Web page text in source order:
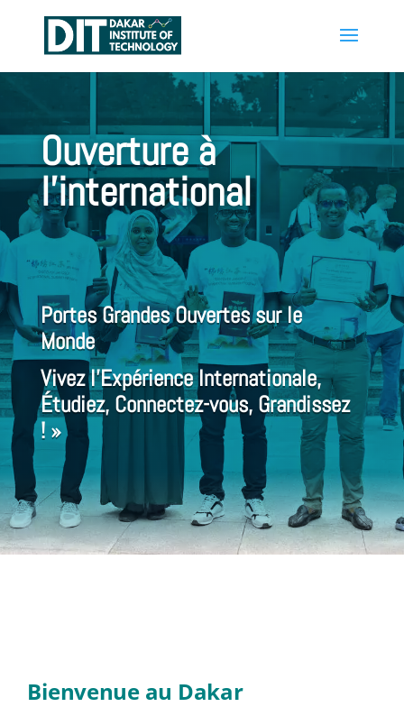
Ouverture à
l’international
Portes Grandes Ouvertes sur le
Monde
Vivez l’Expérience Internationale,
Étudiez, Connectez-vous, Grandissez
! »
Bienvenue au Dakar